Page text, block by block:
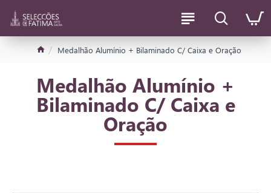
Medalhão Alumínio + Bilaminado C/ Caixa e Oração
Medalhão Alumínio +
Bilaminado C/ Caixa e
Oração